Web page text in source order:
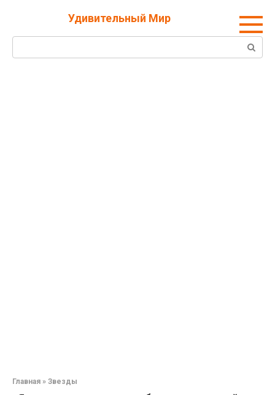
Удивительный Мир
Поиск:
Главная » Звезды